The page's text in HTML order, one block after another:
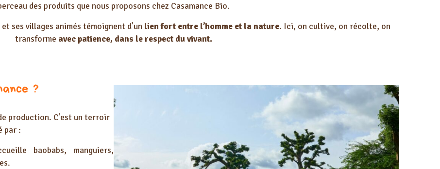
des produits que nous proposons chez Casamance Bio.
ses villages animés témoignent d’un lien fort entre l’homme et la nature. Ici, on cultive, on récolte, on
transforme avec patience, dans le respect du vivant.
?
production. C’est un terroir
par :
baobabs, manguiers,